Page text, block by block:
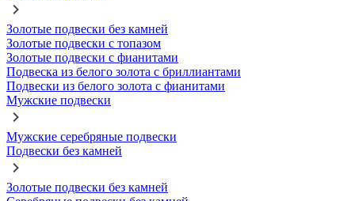
Золотые подвески без камней
Золотые подвески с топазом
Золотые подвески с фианитами
Подвеска из белого золота с бриллиантами
Подвески из белого золота с фианитами
Мужские подвески
Мужские серебряные подвески
Подвески без камней
Золотые подвески без камней